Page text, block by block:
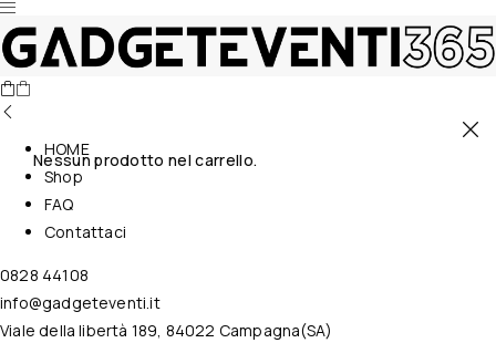
Nessun prodotto nel carrello.
HOME
Shop
FAQ
Contattaci
0828 44108
info@gadgeteventi.it
Viale della libertà 189, 84022 Campagna(SA)